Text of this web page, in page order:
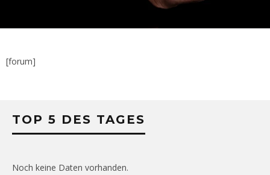
[forum]
TOP 5 DES TAGES
Noch keine Daten vorhanden.